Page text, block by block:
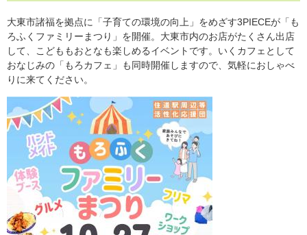
大東市諸福を拠点に「子育ての環境の向上」をめざす3PIECEが「も
ろふくファミリーまつり」を開催。大東市内のお店がたくさん出店
して、こどももおとなも楽しめるイベントです。いくカフェとして
おなじみの「もろカフェ」も同時開催しますので、気軽におしゃべ
りに来てください。